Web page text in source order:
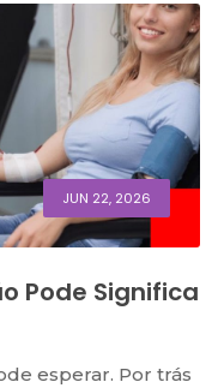
JUN 22, 2026
Pode Significa
esperar. Por trás